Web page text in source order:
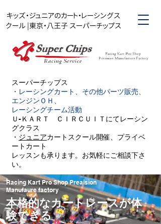
キッズ・ジュニアのカート・レーシングス
クール |東京・八王子 スーパーチップス
Racing Kart Pro Shop Preaision
Manufaure factory
本格的なカートレースが体
験できる
スーパーチップス​
・レーシングカート、その他パーツ販売、
エンジンＯＨ、
レーシングチーム活動
Ｕ-ＫＡＲＴ ＣＩＲＣＵＩＴにてレーシン
グクラス
・ ジュニアカートスクール開催、プライベ
ートカート
レッスンも承ります。お気軽にご相談下さ
い。